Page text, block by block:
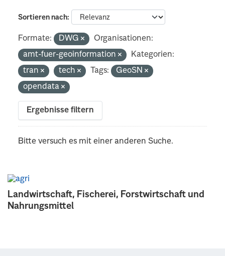
Landwirtschaft, Fischerei, Forstwirtschaft und
Nahrungsmittel
Sortieren nach
Formate: DWG
Organisationen:
amt-fuer-geoinformation
Kategorien:
tran
tech Tags:
GeoSN
opendata
Ergebnisse filtern
Bitte versuch es mit einer anderen Suche.